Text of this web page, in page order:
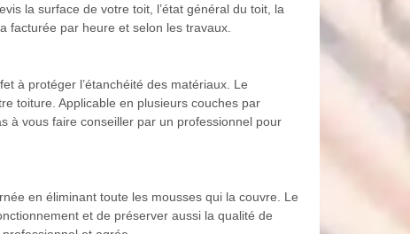
la surface de votre toit, l’état général du toit, la
facturée par heure et selon les travaux.
à protéger l’étanchéité des matériaux. Le
toiture. Applicable en plusieurs couches par
à vous faire conseiller par un professionnel pour
en éliminant toute les mousses qui la couvre. Le
et de préserver aussi la qualité de